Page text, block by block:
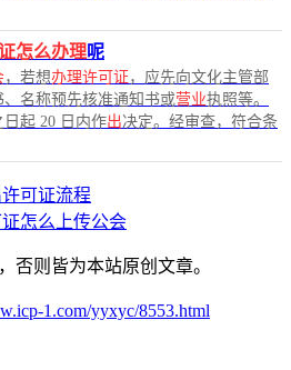
怎么办理呢
，若想办理许可证，应先向文化主管部
名称预先核准通知书或营业执照等。
日起 20 日内作出决定。经审查，符合条
可证流程
怎么上传公会
否则皆为本站原创文章。
1.com/yyxyc/8553.html